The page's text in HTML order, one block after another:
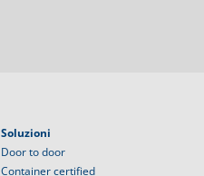
Soluzioni
Door to door
Container certified